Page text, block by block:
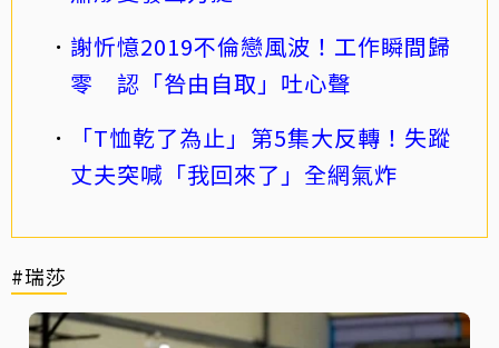
謝忻憶2019不倫戀風波！工作瞬間歸
零 認「咎由自取」吐心聲
「T恤乾了為止」第5集大反轉！失蹤
丈夫突喊「我回來了」全網氣炸
#瑞莎